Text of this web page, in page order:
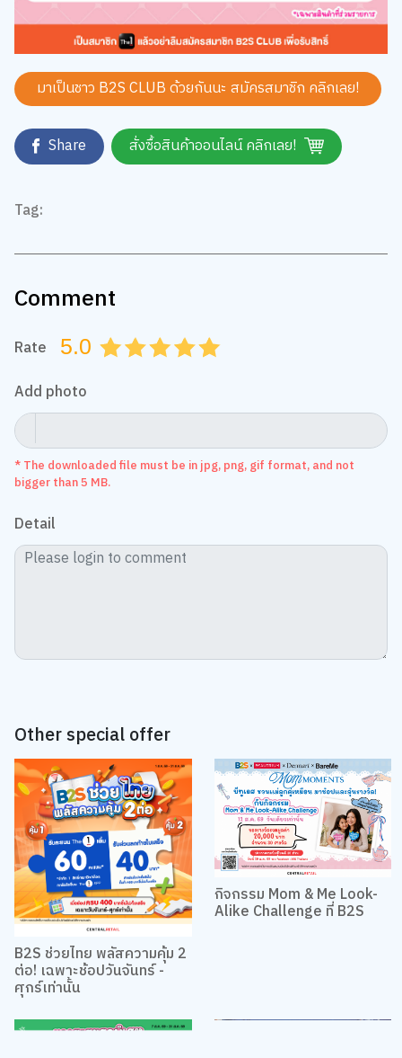
มาเป็นชาว B2S CLUB ด้วยกันนะ สมัครสมาชิก คลิกเลย!
Share สั่งซื้อสินค้าออนไลน์ คลิกเลย!
Tag:
Comment
Rate 5.0 4.5
4.0
3.5
3.0
2.5
2.0
1.5
1.0
0.5
Add photo
* The downloaded file must be in jpg, png, gif format, and not
bigger than 5 MB.
Detail
Other special offer
B2S ช่วยไทย พลัสความคุ้ม 2
ต่อ! เฉพาะช้อปวันจันทร์ -
ศุกร์เท่านั้น
กิจกรรม Mom & Me Look-
Alike Challenge ที่ B2S